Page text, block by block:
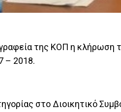
της ΚΟΠ η κλήρωση
– 2018.
στο Διοικητικό